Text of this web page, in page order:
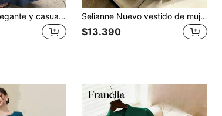
Vestido largo elegante y casual sin mangas con cuello redondo y línea A con bolsillos, nueva llegada de verano para mujer Selianne Nuevo vestido de mujer de largo medio con diseño elegante y versátil, con tirantes para el hombro, lazo, unicolor, tejido de lino con textura, cintura fruncida en la parte trasera y falda en línea A
$13.390